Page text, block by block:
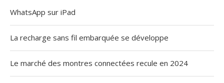
WhatsApp sur iPad
La recharge sans fil embarquée se développe
Le marché des montres connectées recule en 2024